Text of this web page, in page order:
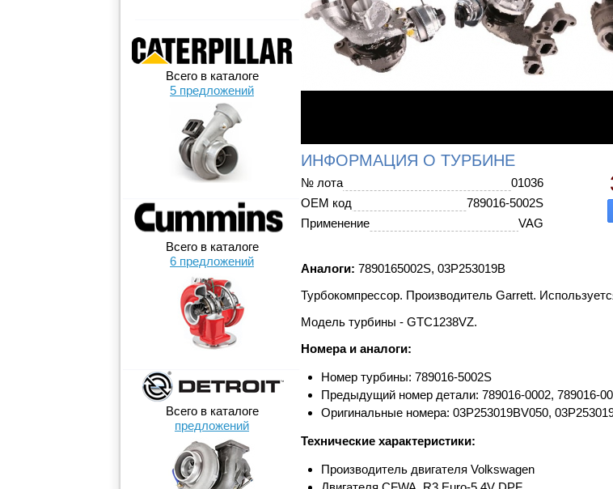
Всего в каталоге
5 предложений
Всего в каталоге
6 предложений
Всего в каталоге
предложений
ИНФОРМАЦИЯ О ТУРБИНЕ
№ лота
01036
OEM код
789016-5002S
Применение
VAG
Аналоги: 7890165002S, 03P253019B
Турбокомпрессор. Производитель Garrett.
Модель турбины - GTC1238VZ.
Номера и аналоги:
Номер турбины: 789016-5002S
Предыдущий номер детали: 789016-0002, 789016-
Оригинальные номера: 03P253019BV050,
Технические характеристики:
Производитель двигателя Volkswagen